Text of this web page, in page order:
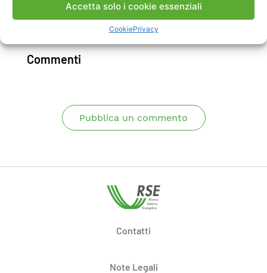
Accetta solo i cookie essenziali
CookiePrivacy
Scarica Rapporto
Commenti
Pubblica un commento
Contatti
Note Legali